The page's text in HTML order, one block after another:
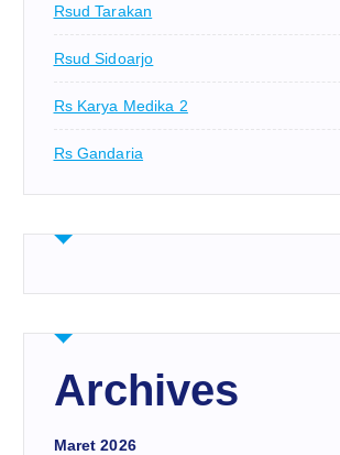
Rsud Tarakan
Rsud Sidoarjo
Rs Karya Medika 2
Rs Gandaria
Archives
Maret 2026